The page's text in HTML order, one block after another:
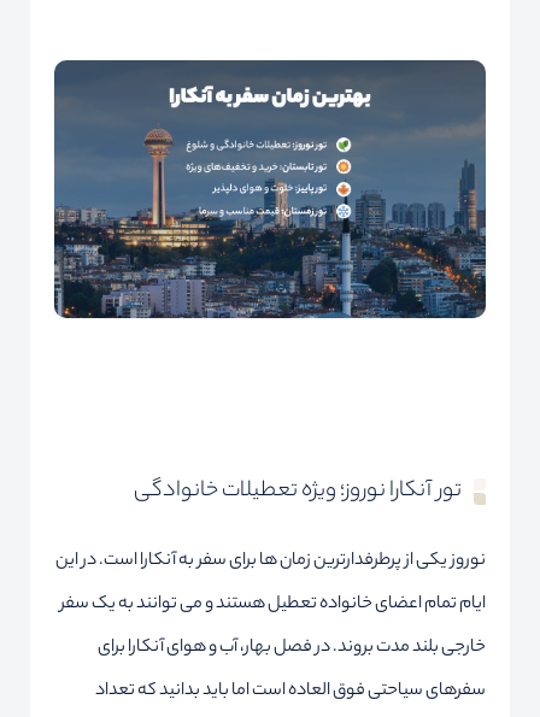
تور آنکارا نوروز؛ ویژه تعطیلات خانوادگی
نوروز یکی از پرطرفدارترین زمان ها برای سفر به آنکارا است. در این
ایام تمام اعضای خانواده تعطیل هستند و می توانند به یک سفر
خارجی بلند مدت بروند. در فصل بهار، آب و هوای آنکارا برای
سفرهای سیاحتی فوق العاده است اما باید بدانید که تعداد